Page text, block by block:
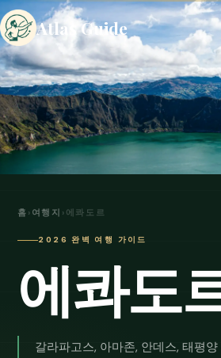
Atlas Guide
홈 › 여행지 › 에콰도르
2026 완벽 여행 가이드
에콰도
갈라파고스, 아마존, 안데스, 태평